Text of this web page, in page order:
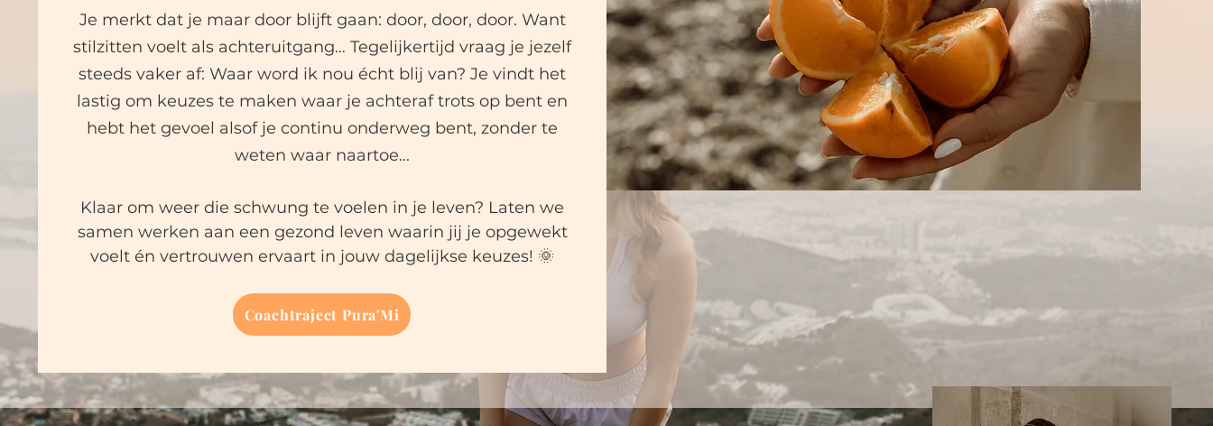
Je merkt dat je maar door blijft gaan: door, door, door. Want
stilzitten voelt als achteruitgang… Tegelijkertijd vraag je jezelf
steeds vaker af: Waar word ik nou écht blij van? Je vindt het
lastig om keuzes te maken waar je achteraf trots op bent en
hebt het gevoel alsof je continu onderweg bent, zonder te
weten waar naartoe...
Klaar om weer die schwung te voelen in je leven? Laten we
samen werken aan een gezond leven waarin jij je opgewekt
voelt én vertrouwen ervaart in jouw dagelijkse keuzes! 🌞
Coachtraject Pura'Mi